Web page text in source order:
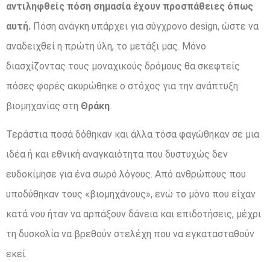
αντιληφθείς πόση σημασία έχουν προσπάθειες όπως
αυτή. Πόση ανάγκη υπάρχει για σύγχρονο design, ώστε να
αναδειχθεί η πρώτη ύλη, το μετάξι μας. Μόνο
διασχίζοντας τους μοναχικούς δρόμους θα σκεφτείς
πόσες φορές ακυρώθηκε ο στόχος για την ανάπτυξη
βιομηχανίας στη Θράκη.
Τεράστια ποσά δόθηκαν και άλλα τόσα φαγώθηκαν σε μια
ιδέα ή και εθνική αναγκαιότητα που δυστυχώς δεν
ευδοκίμησε για ένα σωρό λόγους. Από ανθρώπους που
υποδύθηκαν τους «βιομηχάνους», ενώ το μόνο που είχαν
κατά νου ήταν να αρπάξουν δάνεια και επιδοτήσεις, μέχρι
τη δυσκολία να βρεθούν στελέχη που να εγκατασταθούν
εκεί.